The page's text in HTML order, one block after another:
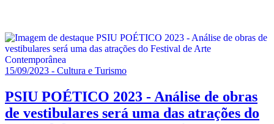
15/09/2023 - Cultura e Turismo
PSIU POÉTICO 2023 - Análise de obras
de vestibulares será uma das atrações do